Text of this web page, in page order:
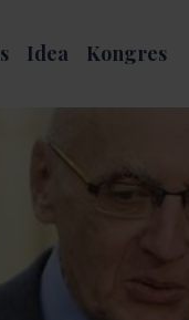
Idea Kongres